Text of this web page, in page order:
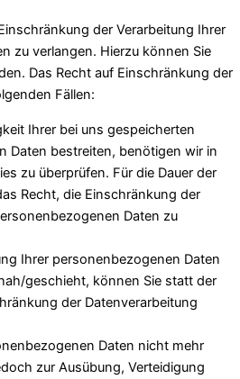
der Verarbeitung Ihrer
zu verlangen. Hierzu können Sie
Das Recht auf Einschränkung der
Fällen:
Ihrer bei uns gespeicherten
Daten bestreiten, benötigen wir in
zu überprüfen. Für die Dauer der
Recht, die Einschränkung der
Daten zu
Ihrer personenbezogenen Daten
geschieht, können Sie statt der
der Datenverarbeitung
Daten nicht mehr
zur Ausübung, Verteidigung